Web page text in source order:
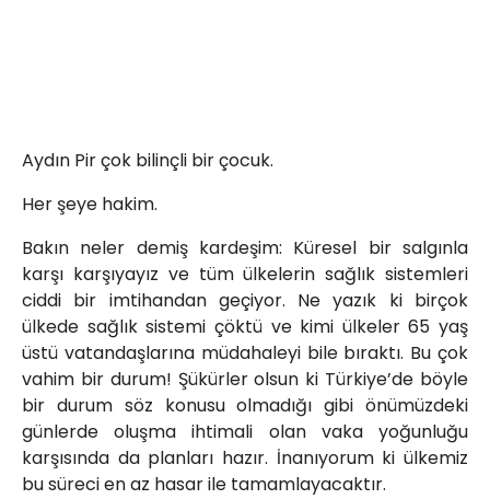
Aydın Pir çok bilinçli bir çocuk.
Her şeye hakim.
Bakın neler demiş kardeşim: Küresel bir salgınla
karşı karşıyayız ve tüm ülkelerin sağlık sistemleri
ciddi bir imtihandan geçiyor. Ne yazık ki birçok
ülkede sağlık sistemi çöktü ve kimi ülkeler 65 yaş
üstü vatandaşlarına müdahaleyi bile bıraktı. Bu çok
vahim bir durum! Şükürler olsun ki Türkiye’de böyle
bir durum söz konusu olmadığı gibi önümüzdeki
günlerde oluşma ihtimali olan vaka yoğunluğu
karşısında da planları hazır. İnanıyorum ki ülkemiz
bu süreci en az hasar ile tamamlayacaktır.